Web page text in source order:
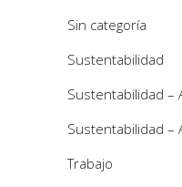
Sin categoría
Sustentabilidad
Sustentabilidad –
Sustentabilidad –
Trabajo